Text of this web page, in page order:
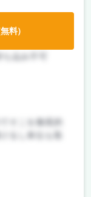
込み不可
そこを徹底的
るし単位も取
料）